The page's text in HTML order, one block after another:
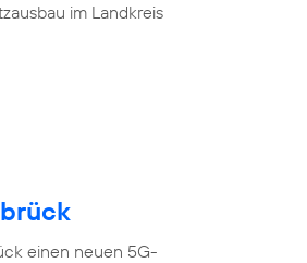
im Landkreis
einen neuen 5G-